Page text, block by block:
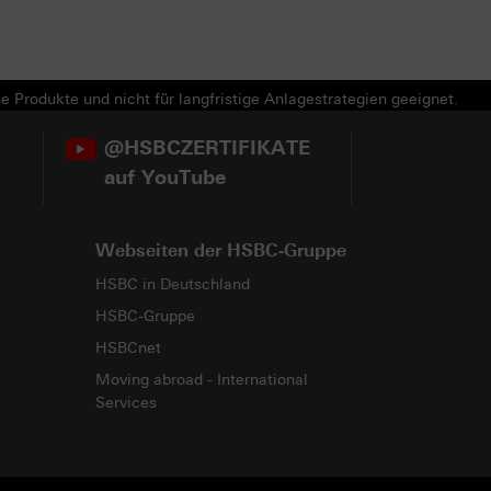
Produkte und nicht für langfristige Anlagestrategien geeignet.
@HSBCZERTIFIKATE
auf YouTube
Webseiten der HSBC-Gruppe
HSBC in Deutschland
HSBC-Gruppe
HSBCnet
Moving abroad - International
Services